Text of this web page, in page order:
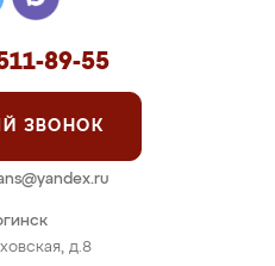
д.8
89-55
ЗВОНОК